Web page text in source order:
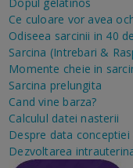
Ce culoare vor avea
Odiseea sarcinii in 40
Sarcina (Intrebari &
Momente cheie in
Sarcina prelungita
Cand vine barza?
Calculul datei nasterii
Despre data
Dezvoltarea